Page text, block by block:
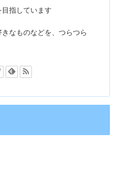
指しています
なものなどを、つらつら